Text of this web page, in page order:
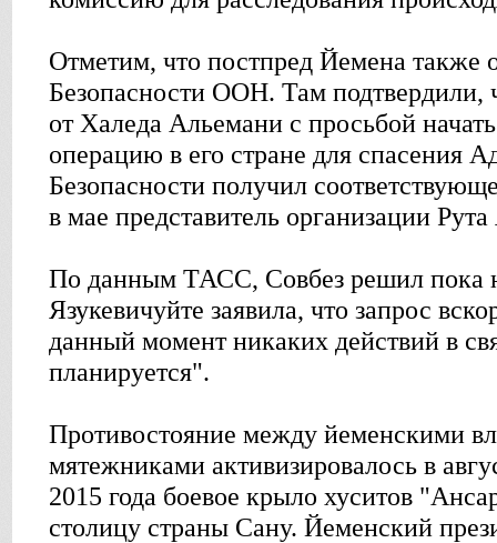
Отметим, что постпред Йемена также
Безопасности ООН. Там подтвердили,
от Халеда Альемани с просьбой
операцию в его стране для спасения
Безопасности получил
в мае представитель организации
По данным ТАСС, Совбез решил пока
Язукевичуйте заявила, что запрос
данный момент никаких действий в
планируется".
Противостояние между йеменскими
мятежниками активизировалось в
2015 года боевое крыло хуситов
столицу страны Сану. Йеменский